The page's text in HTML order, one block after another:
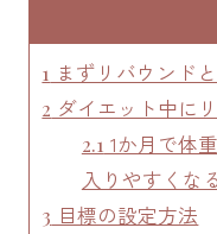
1 まずリバウンド
2 ダイエット中に
2.1 1か月で体
入りやすくなる
3 目標の設定方法